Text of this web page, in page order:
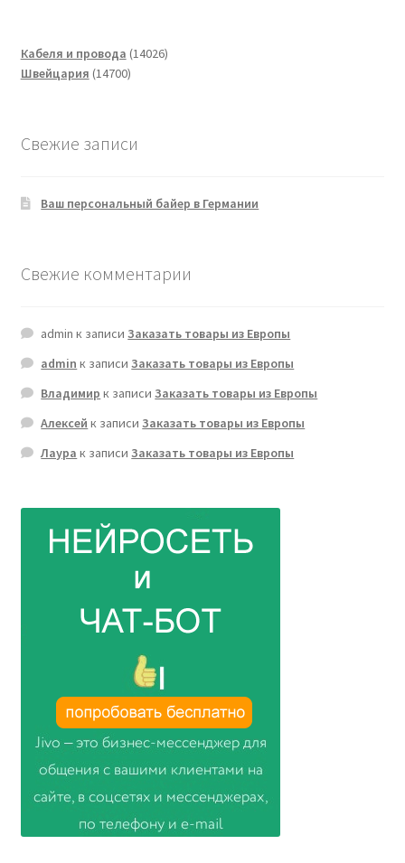
Кабеля и провода 1402614026
Швейцария 1470014700
Свежие записи
Ваш персональный байер в Германии
Свежие комментарии
admin к записиЗаказать товары из Европы
admin к записиЗаказать товары из Европы
Владимир к записиЗаказать товары из Европы
Алексей к записиЗаказать товары из Европы
Лаура к записиЗаказать товары из Европы